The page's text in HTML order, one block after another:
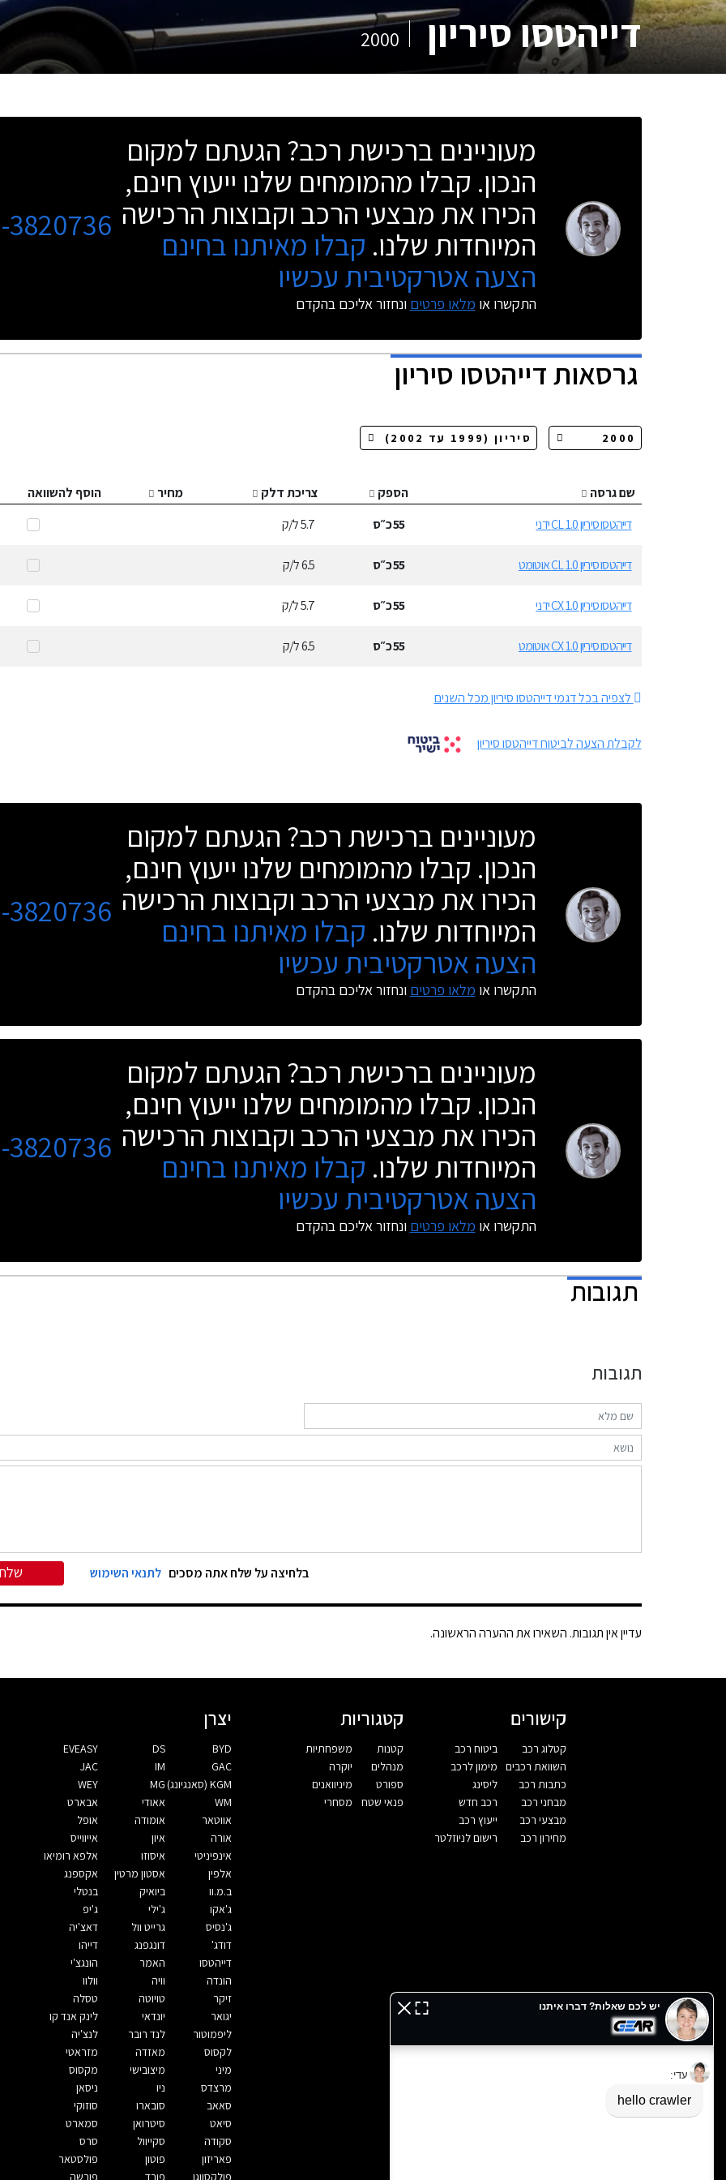
דייהטסו סיריון 2000
מעוניינים ברכישת רכב? הגעתם למקום
הנכון. קבלו מהמומחים שלנו ייעוץ חינם,
הכירו את מבצעי הרכב וקבוצות הרכישה
המיוחדות שלנו. קבלו מאיתנו בחינם
הצעה אטרקטיבית עכשיו
התקשרו או מלאו פרטים ונחזור אליכם בהקדם
3820736
גרסאותדייהטסו סיריון
שם גרסה הספק צריכת דלק מחיר
הוסף להשוואה
דייהטסו סיריון 1.0 CL ידני
55כ״ס 5.7ל/ק
דייהטסו סיריון 1.0 CL אוטומט 55כ״ס 6.5ל/ק
דייהטסו סיריון 1.0 CX ידני 55כ״ס 5.7ל/ק
דייהטסו סיריון 1.0 CX אוטומט 55כ״ס 6.5ל/ק
לצפיה בכל דגמי דייהטסו סיריון מכל השנים
לקבלת הצעה לביטוח דייהטסו סיריון
מעוניינים ברכישת רכב? הגעתם למקום
הנכון. קבלו מהמומחים שלנו ייעוץ חינם,
הכירו את מבצעי הרכב וקבוצות הרכישה
המיוחדות שלנו. קבלו מאיתנו בחינם
הצעה אטרקטיבית עכשיו
התקשרו או מלאו פרטים ונחזור אליכם בהקדם
3820736
מעוניינים ברכישת רכב? הגעתם למקום
הנכון. קבלו מהמומחים שלנו ייעוץ חינם,
הכירו את מבצעי הרכב וקבוצות הרכישה
המיוחדות שלנו. קבלו מאיתנו בחינם
הצעה אטרקטיבית עכשיו
התקשרו או מלאו פרטים ונחזור אליכם בהקדם
3820736
תגובות
תגובות
בלחיצה על שלח אתה מסכים לתנאי השימוש
עדיין אין תגובות. השאירו את ההערה הראשונה.
קישורים
קטלוג רכב
השוואת רכבים
כתבות רכב
מבחני רכב
מבצעי רכב
מחירון רכב
ביטוח רכב
מימון לרכב
ליסינג
רכב חדש
ייעוץ רכב
רישום לניוזלטר
קטגוריות
קטנות
מנהלים
ספורט
פנאי שטח
משפחתיות
יוקרה
מיניוואנים
מסחרי
יצרן
BYD
DS
EVEASY
GAC
IM
JAC
KGM (סאנגיונג)
MG
WEY
WM
אאודי
אבארט
אווטאר
אומודה
אופל
אורה
איון
אייווייס
אינפיניטי
איסוזו
אלפא רומיאו
אלפין
אסטון מרטין
אקספנג
ב.מ.וו
ביואיק
בנטלי
ג'אקו
ג'ילי
ג'יפ
ג'נסיס
גרייט וול
דאצ'יה
דודג'
דונגפנג
דייהו
דייהטסו
האמר
הונגצ'י
הונדה
וויה
וולוו
זיקר
טויוטה
טסלה
יגואר
יונדאי
לינק אנד קו
ליפמוטור
לנד רובר
לנצ'יה
לקסוס
מאזדה
מזראטי
מיני
מיצובישי
מקסוס
מרצדס
ניו
ניסאן
סאאב
סובארו
סוזוקי
סיאט
סיטרואן
סמארט
סקודה
סקייוול
סרס
פאריזון
פוטון
פולסטאר